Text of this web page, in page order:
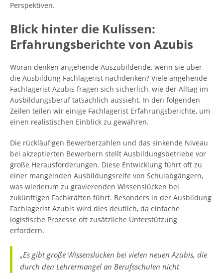
Perspektiven.
Blick hinter die Kulissen:
Erfahrungsberichte von Azubis
Woran denken angehende Auszubildende, wenn sie über
die Ausbildung Fachlagerist nachdenken? Viele angehende
Fachlagerist Azubis fragen sich sicherlich, wie der Alltag im
Ausbildungsberuf tatsächlich aussieht. In den folgenden
Zeilen teilen wir einige Fachlagerist Erfahrungsberichte, um
einen realistischen Einblick zu gewähren.
Die rückläufigen Bewerberzahlen und das sinkende Niveau
bei akzeptierten Bewerbern stellt Ausbildungsbetriebe vor
große Herausforderungen. Diese Entwicklung führt oft zu
einer mangelnden Ausbildungsreife von Schulabgängern,
was wiederum zu gravierenden Wissenslücken bei
zukünftigen Fachkräften führt. Besonders in der Ausbildung
Fachlagerist Azubis wird dies deutlich, da einfache
logistische Prozesse oft zusätzliche Unterstützung
erfordern.
„Es gibt große Wissenslücken bei vielen neuen Azubis, die
durch den Lehrermangel an Berufsschulen nicht